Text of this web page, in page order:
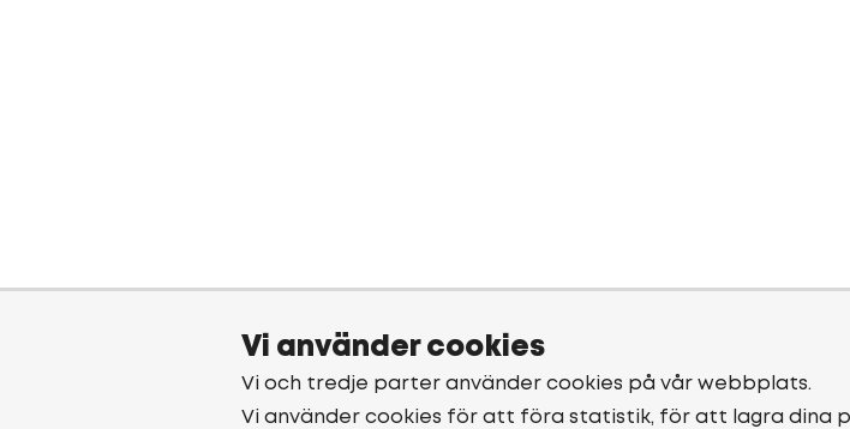
Vi använder cookies
Vi och tredje parter använder cookies på vår webbplats.
Vi använder cookies för att föra statistik, för att lagra dina